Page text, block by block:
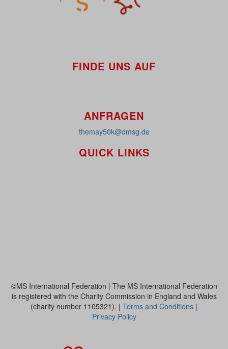
FINDE UNS AUF
ANFRAGEN
themay50k@dmsg.de
QUICK LINKS
©MS International Federation | The MS International Federation
is registered with the Charity Commission in England and Wales
(charity number 1105321). | Terms and Conditions |
Privacy Policy